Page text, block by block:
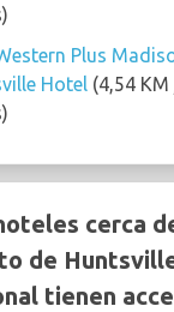
Plus
Hotel (4,54
cerca
de
tienen